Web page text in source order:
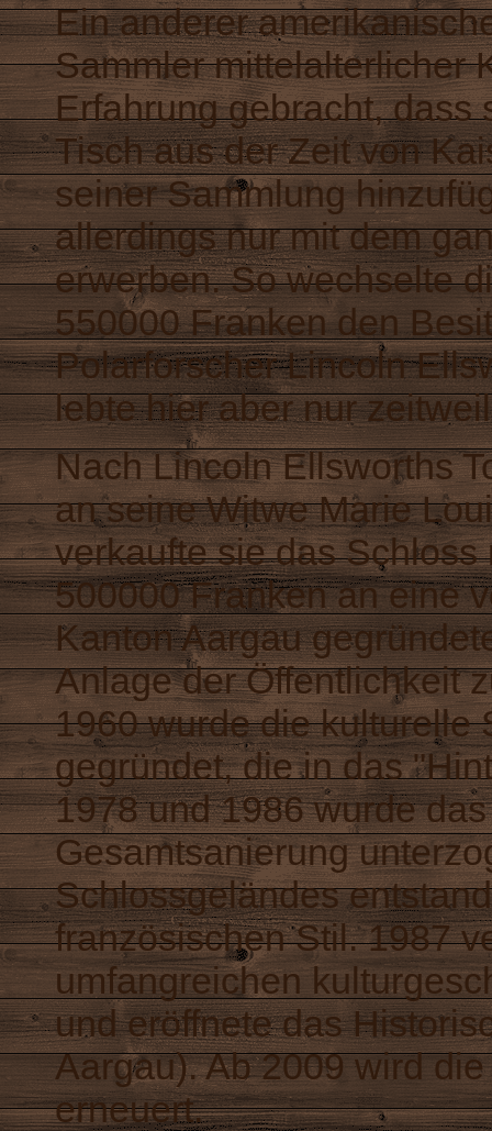
Ein anderer
Sammler mittelalterlicher
Erfahrung gebracht, dass
Tisch aus der Zeit von
seiner Sammlung
allerdings nur mit dem
erwerben. So wechselte
550000 Franken den
Polarforscher Lincoln
lebte hier aber nur
Nach Lincoln Ellsworths
an seine Witwe Marie
verkaufte sie das
500000 Franken an eine
Kanton Aargau
Anlage der Öffentlichkeit
1960 wurde die kulturelle
gegründet, die in das
1978 und 1986 wurde
Gesamtsanierung
Schlossgeländes
französischen Stil. 1987
umfangreichen
und eröffnete das
Aargau). Ab 2009 wird
erneuert.